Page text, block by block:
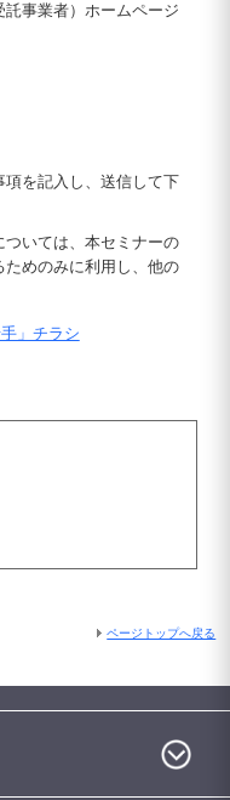
事業者）ホームページ
項を記入し、送信して下
いては、本セミナーの
めのみに利用し、他の
」チラシ
ページトップへ戻る